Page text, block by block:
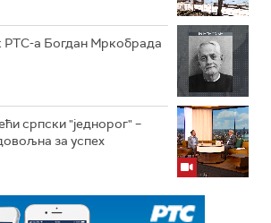
РТС-а Богдан Мркобрада
српски "једнорог" –
за успех